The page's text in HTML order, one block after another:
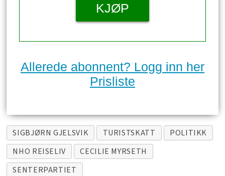
KJØP
Allerede abonnent? Logg inn her
Prisliste
SIGBJØRN GJELSVIK TURISTSKATT
POLITIKK
NHO REISELIV
CECILIE MYRSETH
SENTERPARTIET